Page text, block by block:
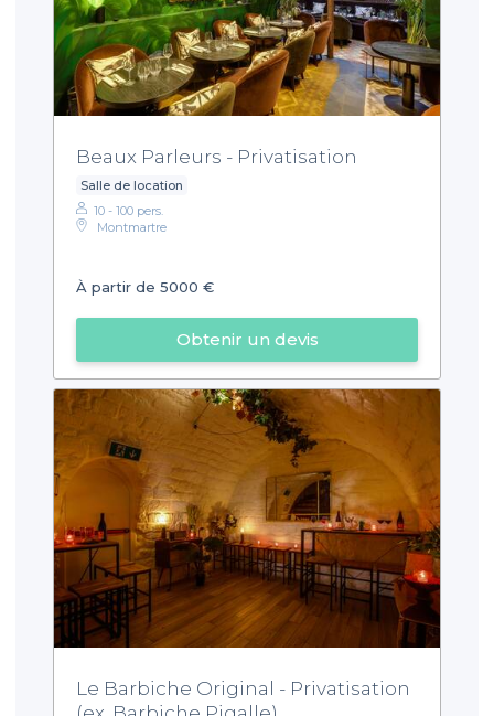
Beaux Parleurs - Privatisation
Salle de location
10 - 100 pers.
Montmartre
À partir de 5000 €
Obtenir un devis
Le Barbiche Original - Privatisation